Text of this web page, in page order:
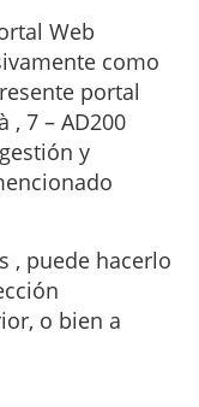
Web
como
portal
, 7 – AD200
y
, puede hacerlo
o bien a